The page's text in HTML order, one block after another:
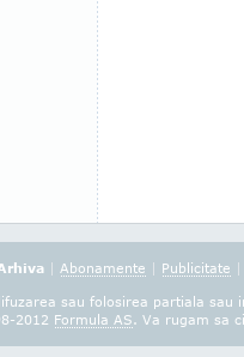
| Abonamente | Publicitate |
sau folosirea partiala
2012 Formula AS. Va rugam sa